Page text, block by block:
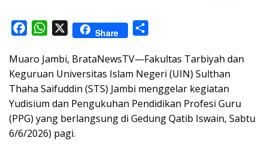
c
e
b
o
o
k
W
a
t
s
A
p
p
X Share
a
r
e
Muaro Jambi, BrataNewsTV—Fakultas Tarbiyah dan
Keguruan Universitas Islam Negeri (UIN) Sulthan
Thaha Saifuddin (STS) Jambi menggelar kegiatan
Yudisium dan Pengukuhan Pendidikan Profesi Guru
(PPG) yang berlangsung di Gedung Qatib Iswain, Sabtu
6/6/2026) pagi.